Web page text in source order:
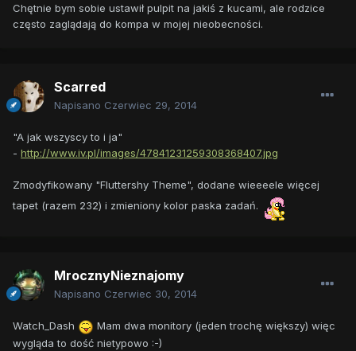
Chętnie bym sobie ustawił pulpit na jakiś z kucami, ale rodzice
często zaglądają do kompa w mojej nieobecności.
Scarred
Napisano Czerwiec 29, 2014
"A jak wszyscy to i ja"
- http://www.iv.pl/images/47841231259308368407.jpg
Zmodyfikowany "Fluttershy Theme", dodane wieeeele więcej
tapet (razem 232) i zmieniony kolor paska zadań.
MrocznyNieznajomy
Napisano Czerwiec 30, 2014
Watch_Dash
Mam dwa monitory (jeden trochę większy) więc
wygląda to dość nietypowo :-)